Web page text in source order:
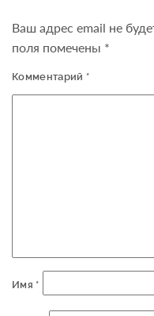
Ваш адрес email не
поля помечены *
Комментарий *
Имя *